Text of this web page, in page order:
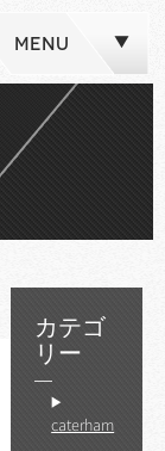
MENU
カテゴ
リー
caterham